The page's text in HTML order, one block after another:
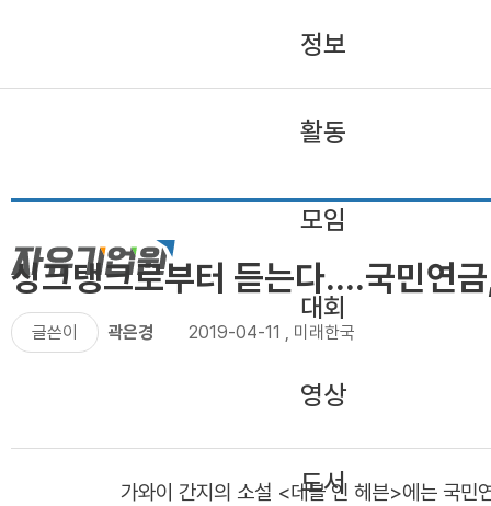
정보
활동
모임
대회
영상
도서
싱크탱크로부터 듣는다....국민연
글쓴이 곽은경 2019-04-11 , 미래한국
가와이 간지의 소설 <데블 인 헤븐>에는 국민